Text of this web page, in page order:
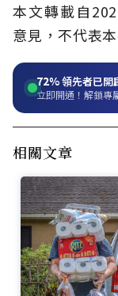
本文轉載自
意見，不代表
72%領先者已開
立即開通！解鎖專
相關文章